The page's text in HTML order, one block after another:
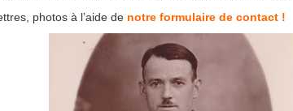
photos à l’aide de notre formulaire de contact !